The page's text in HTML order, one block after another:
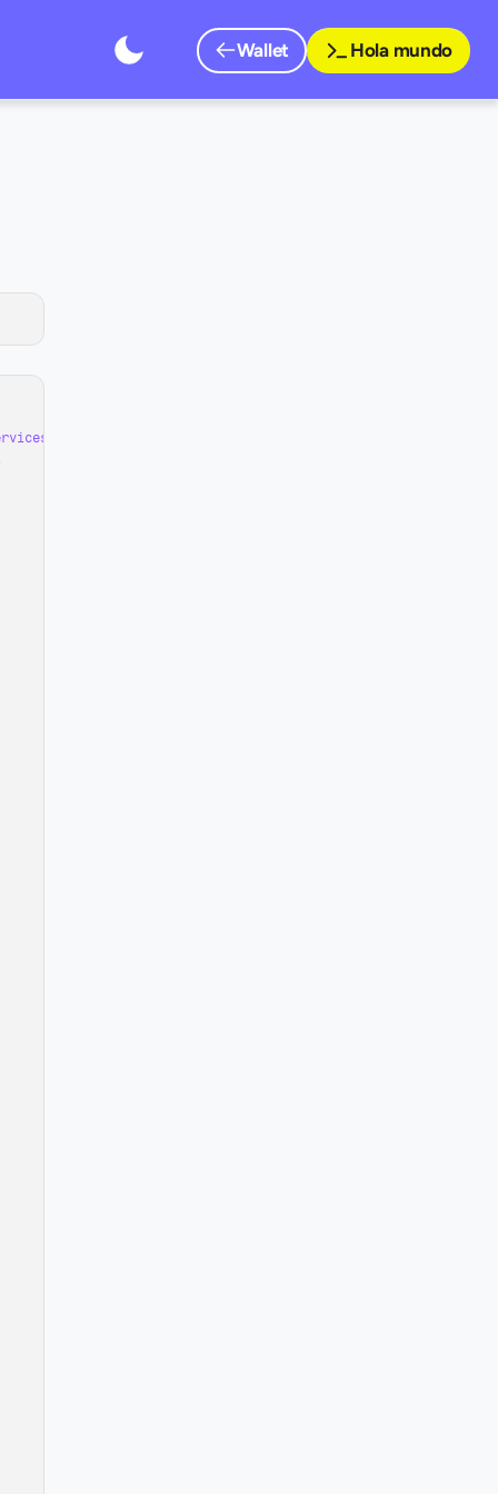
Wallet Hola mundo
walletentidad-cuenta/v1/api/v1.201/